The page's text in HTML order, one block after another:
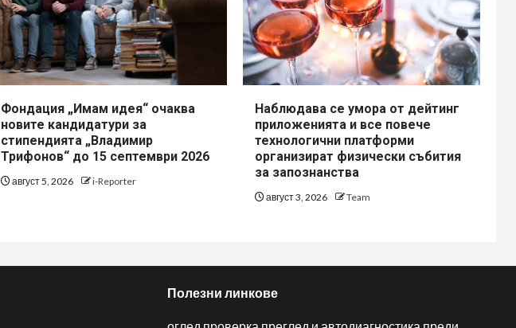
Фондация „Имам идея“ очаква
новите кандидатури за
стипендията „Владимир
Трифонов“ до 15 септември 2026
август 5, 2026 i-Reporter
Наблюдава се умора от дейтинг
приложенията и все повече
технологични платформи
организират физически събития
за запознанства
август 3, 2026 Team
Полезни линкове